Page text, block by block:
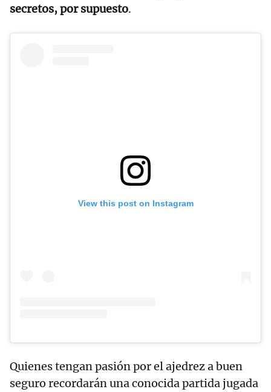
secretos, por supuesto.
View this post on Instagram
Quienes tengan pasión por el ajedrez a buen
seguro recordarán una conocida partida jugada